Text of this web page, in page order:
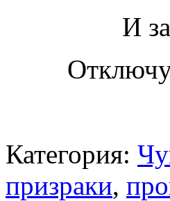
И
Категория:
призраки,